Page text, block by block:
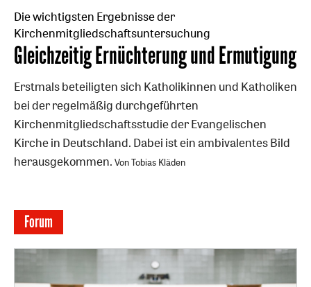
Die wichtigsten Ergebnisse der
Kirchenmitgliedschaftsuntersuchung
:
Gleichzeitig Ernüchterung und Ermutigung
Erstmals beteiligten sich Katholikinnen und Katholiken
bei der regelmäßig durchgeführten
Kirchenmitgliedschaftsstudie der Evangelischen
Kirche in Deutschland. Dabei ist ein ambivalentes Bild
herausgekommen. Von Tobias Kläden
Forum